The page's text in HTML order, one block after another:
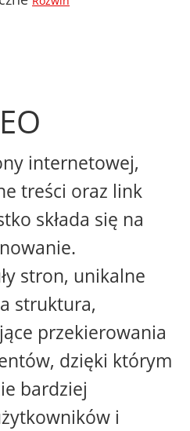
internetowej,
treści oraz link
składa się na
stron, unikalne
struktura,
przekierowania
dzięki którym
bardziej
i